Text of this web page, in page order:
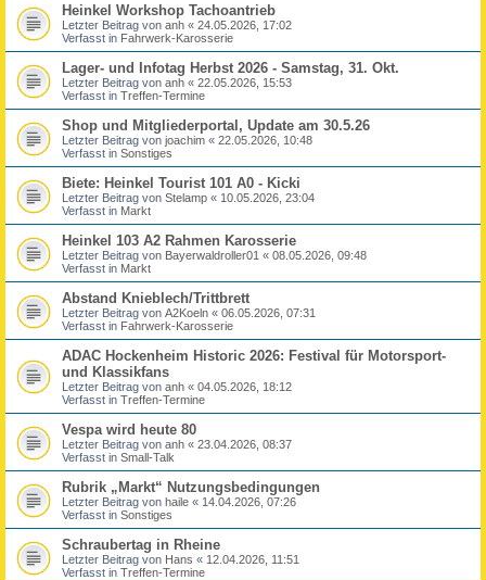
Heinkel Workshop Tachoantrieb
Letzter Beitrag von anh « 24.05.2026, 17:02
Verfasst in Fahrwerk-Karosserie
Lager- und Infotag Herbst 2026 - Samstag, 31. Okt.
Letzter Beitrag von anh « 22.05.2026, 15:53
Verfasst in Treffen-Termine
Shop und Mitgliederportal, Update am 30.5.26
Letzter Beitrag von joachim « 22.05.2026, 10:48
Verfasst in Sonstiges
Biete: Heinkel Tourist 101 A0 - Kicki
Letzter Beitrag von Stelamp « 10.05.2026, 23:04
Verfasst in Markt
Heinkel 103 A2 Rahmen Karosserie
Letzter Beitrag von Bayerwaldroller01 « 08.05.2026, 09:48
Verfasst in Markt
Abstand Knieblech/Trittbrett
Letzter Beitrag von A2Koeln « 06.05.2026, 07:31
Verfasst in Fahrwerk-Karosserie
ADAC Hockenheim Historic 2026: Festival für Motorsport-
und Klassikfans
Letzter Beitrag von anh « 04.05.2026, 18:12
Verfasst in Treffen-Termine
Vespa wird heute 80
Letzter Beitrag von anh « 23.04.2026, 08:37
Verfasst in Small-Talk
Rubrik „Markt“ Nutzungsbedingungen
Letzter Beitrag von haile « 14.04.2026, 07:26
Verfasst in Sonstiges
Schraubertag in Rheine
Letzter Beitrag von Hans « 12.04.2026, 11:51
Verfasst in Treffen-Termine